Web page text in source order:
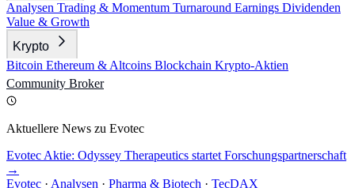
Analysen Trading & Momentum Turnaround Earnings Dividenden
Value & Growth
Krypto
Bitcoin Ethereum & Altcoins Blockchain Krypto-Aktien
Community Broker
Aktuellere News zu Evotec
Evotec Aktie: Odyssey Therapeutics startet Forschungspartnerschaft
→
Evotec · Analysen · Pharma & Biotech · TecDAX